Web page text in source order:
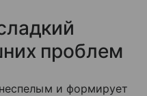
проблем
и формирует